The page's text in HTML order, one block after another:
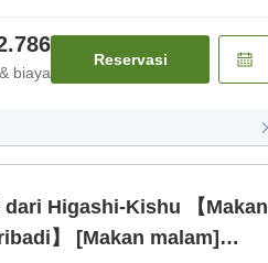
biaya
Reservasi
Higashi-Kishu 【Makan
】 [Makan malam]